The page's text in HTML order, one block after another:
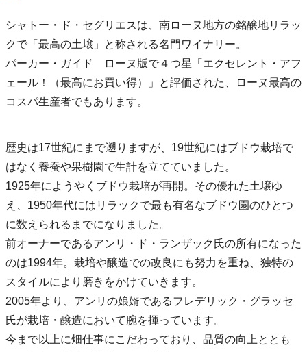
シャトー・ド・セグリエスは、南ローヌ地方の銘醸地リラッ
クで「最高の土壌」と称される名門ワイナリー。
パーカー・ガイド ローヌ版で４つ星「エクセレント・アフ
ェール！（最高にお買い得）」と評価された、ローヌ最高の
コスパ生産者でもあります。
歴史は17世紀にまで遡りますが、19世紀にはブドウ栽培で
はなく養蚕や果樹園で生計を立てていました。
1925年にようやくブドウ栽培が再開。その優れた土壌ゆ
え、1950年代にはリラックで最も有名なブドウ園のひとつ
に数えられるまでになりました。
前オーナーであるアンリ・ド・ランザック氏の所有になった
のは1994年。栽培や醸造での改良にも努力を重ね、独特の
スタイルにより磨きをかけていきます。
2005年より、アンリの娘婿であるフレデリック・グラッセ
氏が栽培・醸造において腕を揮っています。
今まで以上に畑仕事にこだわっており、品質の向上ととも